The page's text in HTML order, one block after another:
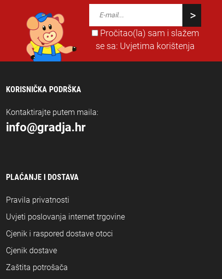
Pročitao(la) sam i slažem
se sa: Uvjetima korištenja
KORISNIČKA PODRŠKA
Kontaktirajte putem maila:
info@gradja.hr
PLAĆANJE I DOSTAVA
Pravila privatnosti
Uvjeti poslovanja internet trgovine
Cjenik i raspored dostave otoci
Cjenik dostave
Zaštita potrošača